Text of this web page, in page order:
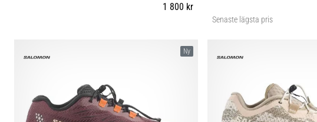
1 800 kr
Senaste lägsta pris
Ny